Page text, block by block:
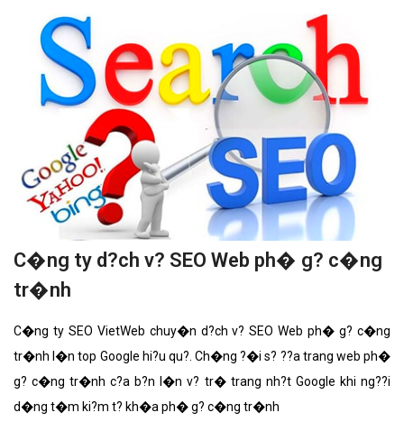
C�ng ty d?ch v? SEO Web ph� g? c�ng
tr�nh
C�ng ty SEO VietWeb chuy�n d?ch v? SEO Web ph� g? c�ng
tr�nh l�n top Google hi?u qu?. Ch�ng ?�i s? ??a trang web ph�
g? c�ng tr�nh c?a b?n l�n v? tr� trang nh?t Google khi ng??i
d�ng t�m ki?m t? kh�a ph� g? c�ng tr�nh